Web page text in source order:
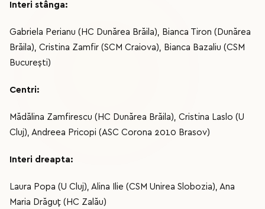
Interi stânga:
Gabriela Perianu (HC Dunărea Brăila), Bianca Tiron (Dunărea
Brăila), Cristina Zamfir (SCM Craiova), Bianca Bazaliu (CSM
Bucureşti)
Centri:
Mădălina Zamfirescu (HC Dunărea Brăila), Cristina Laslo (U
Cluj), Andreea Pricopi (ASC Corona 2010 Brasov)
Interi dreapta:
Laura Popa (U Cluj), Alina Ilie (CSM Unirea Slobozia), Ana
Maria Drăguț (HC Zalău)